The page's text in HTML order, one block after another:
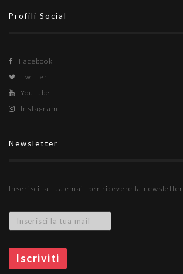
Profili Social
Facebook
Twitter
Youtube
Instagram
Newsletter
Inserisci la tua email per ricevere la newsletter